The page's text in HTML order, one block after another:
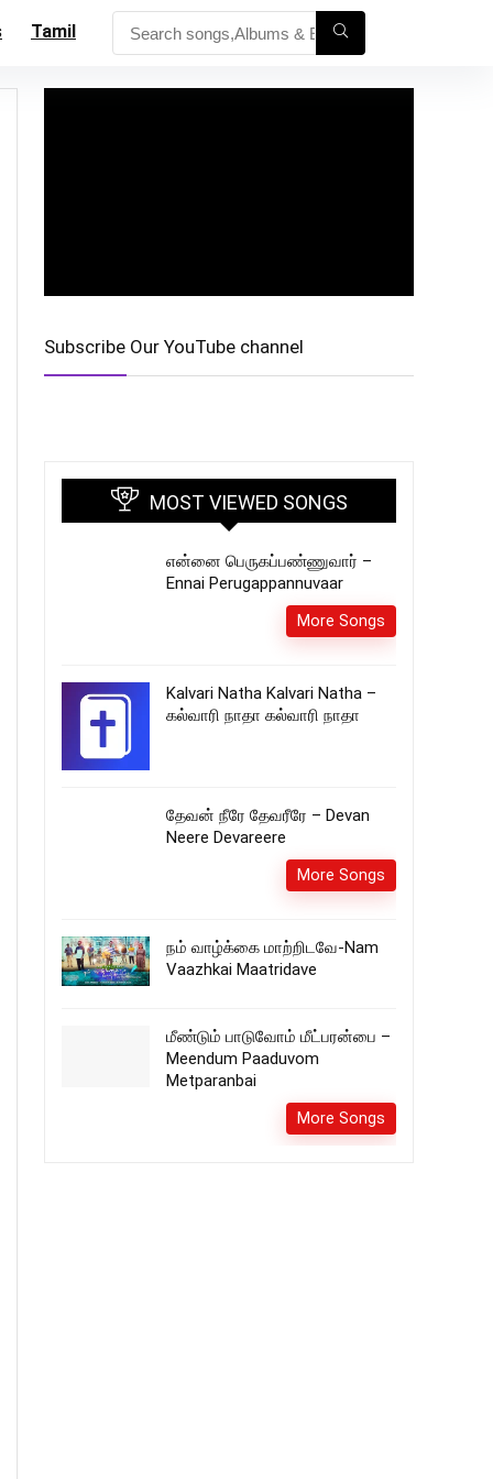
Tamil
Subscribe Our YouTube channel
MOST VIEWED SONGS
என்னை பெருகப்பண்ணுவார் –
Ennai Perugappannuvaar
More Songs
Kalvari Natha Kalvari Natha –
கல்வாரி நாதா கல்வாரி நாதா
தேவன் நீரே தேவரீரே – Devan
Neere Devareere
More Songs
நம் வாழ்க்கை மாற்றிடவே-Nam
Vaazhkai Maatridave
மீண்டும் பாடுவோம் மீட்பரன்பை –
Meendum Paaduvom
Metparanbai
More Songs